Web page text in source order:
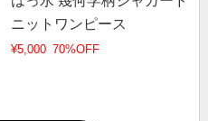
ニットワンピース
¥5,000 70%OFF